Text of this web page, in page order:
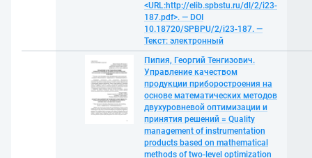
<URL:http://elib.spbstu.ru/dl/2/i23-
187.pdf>. — DOI
10.18720/SPBPU/2/i23-187. —
Текст: электронный
Пипия, Георгий Тенгизович.
Управление качеством
продукции приборостроения на
основе математических методов
двухуровневой оптимизации и
принятия решений = Quality
management of instrumentation
products based on mathematical
methods of two-level optimization